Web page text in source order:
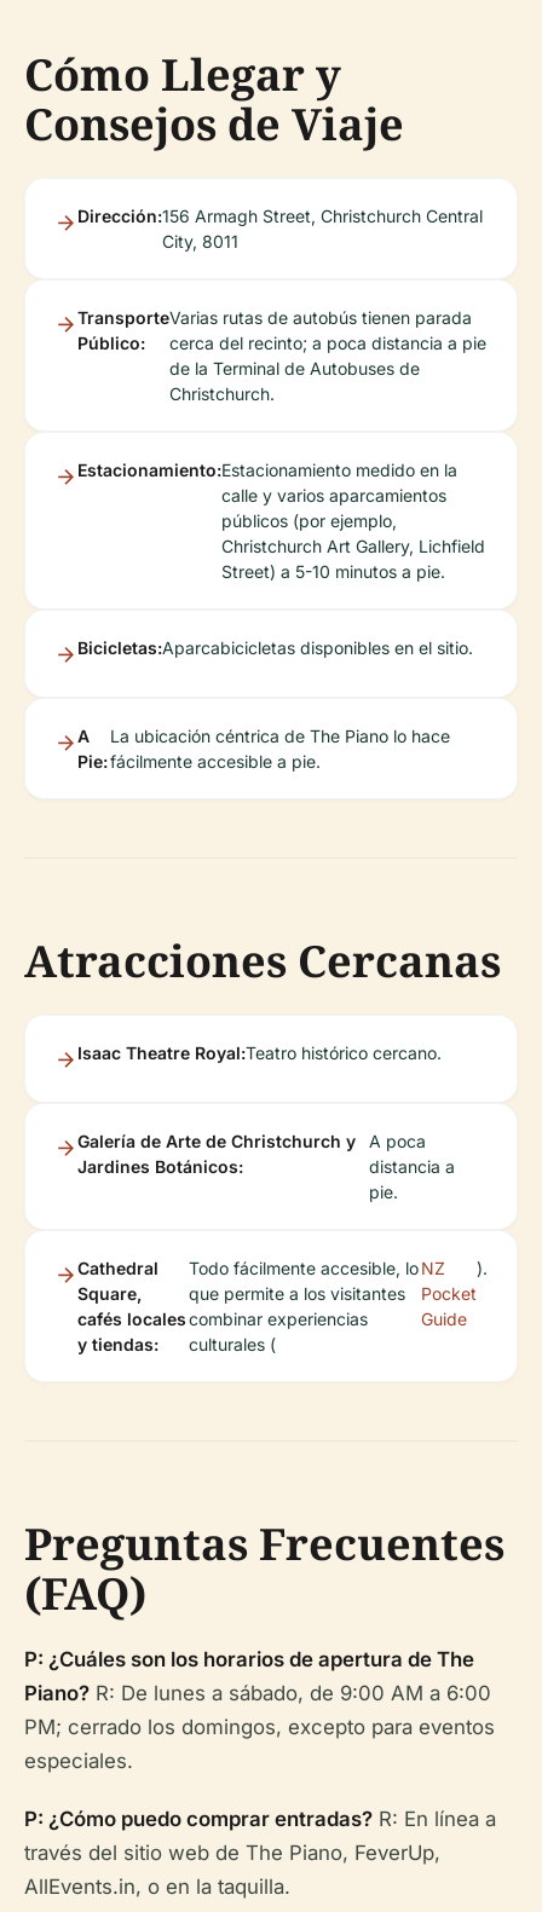
Cómo Llegar y
Consejos de Viaje
Dirección:156 Armagh Street, Christchurch Central
City, 8011
Transporte
Público:
Varias rutas de autobús tienen parada
cerca del recinto; a poca distancia a pie
de la Terminal de Autobuses de
Christchurch.
Estacionamiento:Estacionamiento medido en la
calle y varios aparcamientos
públicos (por ejemplo,
Christchurch Art Gallery, Lichfield
Street) a 5-10 minutos a pie.
Bicicletas:Aparcabicicletas disponibles en el sitio.
A
Pie:
La ubicación céntrica de The Piano lo hace
fácilmente accesible a pie.
Atracciones Cercanas
Isaac Theatre Royal:Teatro histórico cercano.
Galería de Arte de Christchurch y
Jardines Botánicos:
A poca
distancia a
pie.
Cathedral
Square,
cafés locales
y tiendas:
Todo fácilmente accesible, lo
que permite a los visitantes
combinar experiencias
culturales (
NZ
Pocket
Guide
).
Preguntas Frecuentes
(FAQ)
P: ¿Cuáles son los horarios de apertura de The
Piano? R: De lunes a sábado, de 9:00 AM a 6:00
PM; cerrado los domingos, excepto para eventos
especiales.
P: ¿Cómo puedo comprar entradas? R: En línea a
través del sitio web de The Piano, FeverUp,
AllEvents.in, o en la taquilla.